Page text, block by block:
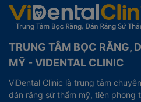
TRUNG TÂM BỌC RĂNG,
MỸ - VIDENTAL CLINIC
ViDental Clinic là trung tâm
dán răng sứ thẩm mỹ, tiên